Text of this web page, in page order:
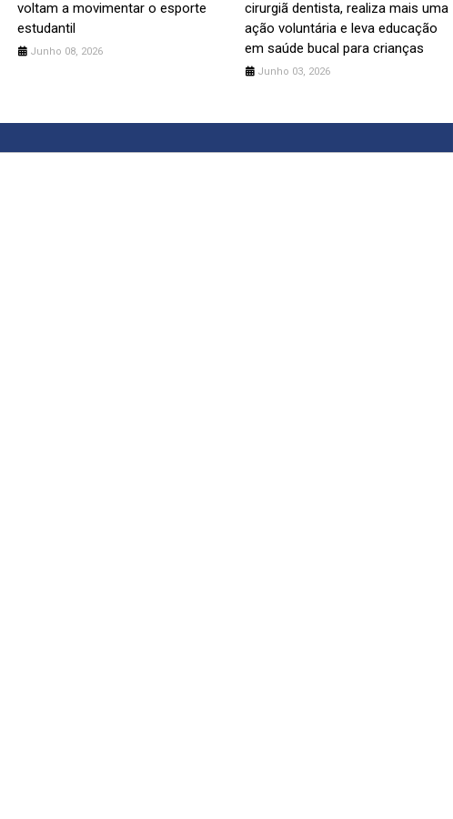
voltam a movimentar o esporte
estudantil
Junho 08, 2026
cirurgiã dentista, realiza mais uma
ação voluntária e leva educação
em saúde bucal para crianças
Junho 03, 2026